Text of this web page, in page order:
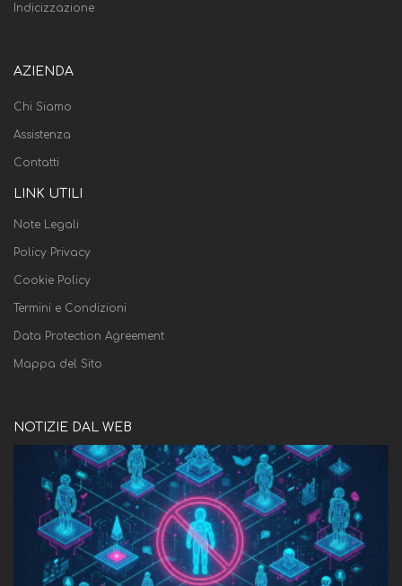
Indicizzazione
AZIENDA
Chi Siamo
Assistenza
Contatti
LINK UTILI
Note Legali
Policy Privacy
Cookie Policy
Termini e Condizioni
Data Protection Agreement
Mappa del Sito
NOTIZIE DAL WEB